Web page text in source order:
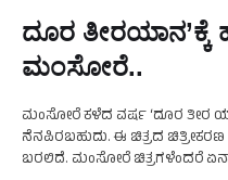
ದೂರ
ಮಂಸೋರೆ..
ಮಂಸೋರೆ ಕಳೆದ ವರ್ಷ ‘ದೂರ ತೀರ
ನೆನಪಿರಬಹುದು. ಈ ಚಿತ್ರದ ಚಿತ್ರೀಕರಣ
ಬರಲಿದೆ. ಮಂಸೋರೆ ಚಿತ್ರಗಳೆಂದರೆ